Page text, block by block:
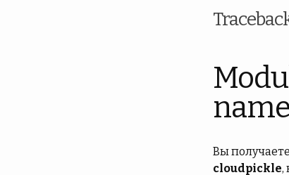
Вы
cloudpickle,